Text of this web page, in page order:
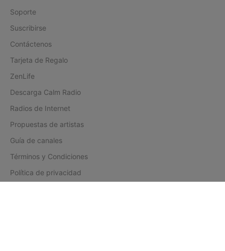
Soporte
Suscribirse
Contáctenos
Tarjeta de Regalo
ZenLife
Descarga Calm Radio
Radios de Internet
Propuestas de artistas
Guía de canales
Términos y Condiciones
Política de privacidad